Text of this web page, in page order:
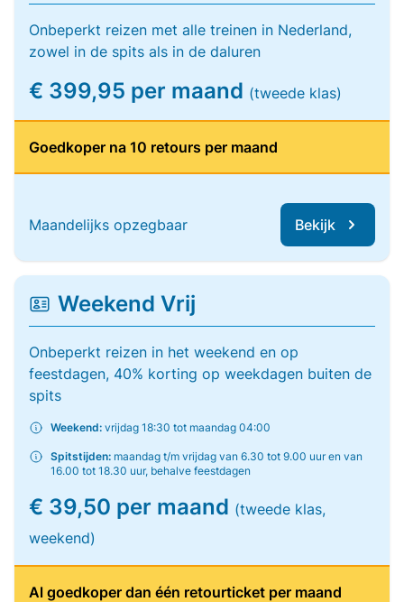
Onbeperkt reizen met alle treinen in Nederland,
zowel in de spits als in de daluren
€ 399,95 per maand (tweede klas)
Goedkoper na 10 retours per maand
Maandelijks opzegbaar Bekijk
Weekend Vrij
Onbeperkt reizen in het weekend en op
feestdagen, 40% korting op weekdagen buiten de
spits
Weekend: vrijdag 18:30 tot maandag 04:00
Spitstijden: maandag t/m vrijdag van 6.30 tot 9.00 uur en van
16.00 tot 18.30 uur, behalve feestdagen
€ 39,50 per maand (tweede klas,
weekend)
Al goedkoper dan één retourticket per maand